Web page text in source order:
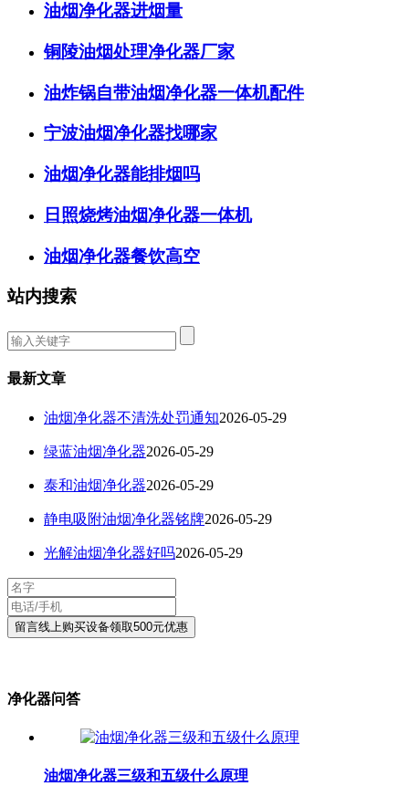
油烟净化器进烟量
铜陵油烟处理净化器厂家
油炸锅自带油烟净化器一体机配件
宁波油烟净化器找哪家
油烟净化器能排烟吗
日照烧烤油烟净化器一体机
油烟净化器餐饮高空
站内搜索
最新文章
油烟净化器不清洗处罚通知2026-05-29
绿蓝油烟净化器2026-05-29
泰和油烟净化器2026-05-29
静电吸附油烟净化器铭牌2026-05-29
光解油烟净化器好吗2026-05-29
净化器问答
油烟净化器三级和五级什么原理